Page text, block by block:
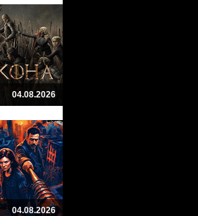
04.08.2026
04.08.2026